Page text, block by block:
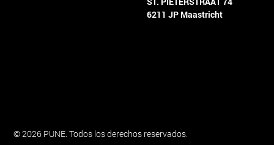
6211 JP Maastricht
© 2026 PUNE. Todos los derechos reservados.